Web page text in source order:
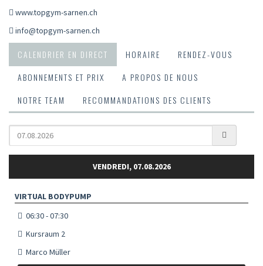
www.topgym-sarnen.ch
info@topgym-sarnen.ch
CALENDRIER EN DIRECT HORAIRE
RENDEZ-VOUS
ABONNEMENTS ET PRIX
A PROPOS DE NOUS
NOTRE TEAM
RECOMMANDATIONS DES CLIENTS
VENDREDI, 07.08.2026
VIRTUAL BODYPUMP
06:30 - 07:30
Kursraum 2
Marco Müller